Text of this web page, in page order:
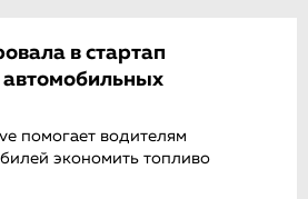
в стартап
помогает водителям
экономить топливо